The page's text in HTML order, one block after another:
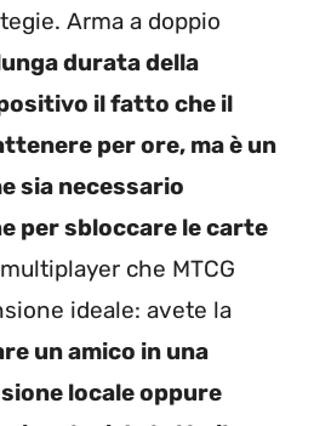
Arma a doppio
durata della
il fatto che il
per ore, ma è un
sia necessario
per sbloccare le carte
che MTCG
ideale: avete la
un amico in una
locale oppure